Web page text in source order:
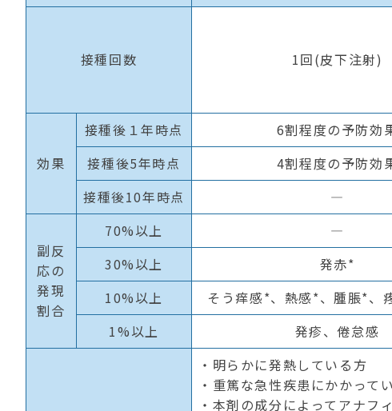
接種回数 1回(皮下注射)
効果
接種後１年時点 6割程度の予防効
接種後5年時点 4割程度の予防効
接種後10年時点 ―
副反
応の
発現
割合
70%以上 ―
30%以上 発赤*
10%以上 そう痒感*、熱感*、腫脹*、
1%以上 発疹、倦怠感
・明らかに発熱している方
・重篤な急性疾患にかかって
・本剤の成分によってアナフ